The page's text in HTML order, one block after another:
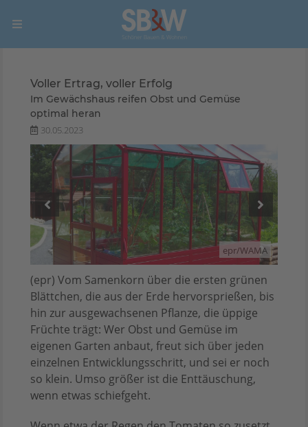
Voller Ertrag, voller Erfolg
Im Gewächshaus reifen Obst und Gemüse
optimal heran
30.05.2023
epr/WAMA
(epr) Vom Samenkorn über die ersten grünen
Blättchen, die aus der Erde hervorsprießen, bis
hin zur ausgewachsenen Pflanze, die üppige
Früchte trägt: Wer Obst und Gemüse im
eigenen Garten anbaut, freut sich über jeden
einzelnen Entwicklungsschritt, und sei er noch
so klein. Umso größer ist die Enttäuschung,
wenn etwas schiefgeht.